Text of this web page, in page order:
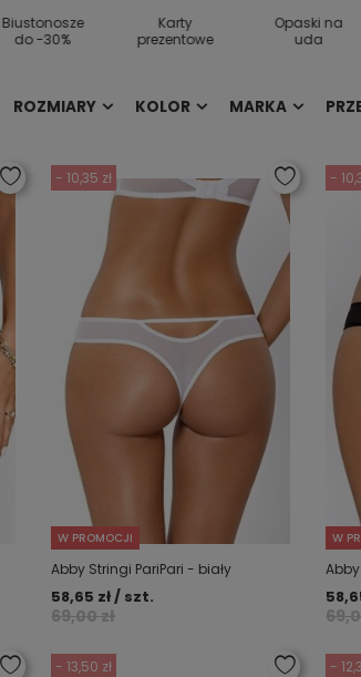
Biustonosze
do -30%
Karty
prezentowe
Opaski na
uda
ROZMIARY KOLOR MARKA
- 10,35 zł
W PROMOCJI
Abby Stringi PariPari - biały
69,00 zł
58,65 zł / szt.
-
W
- 13,50 zł -